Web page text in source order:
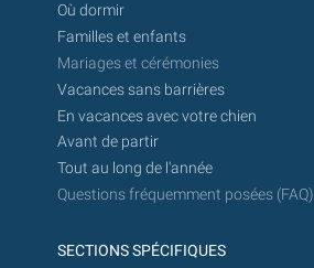
Où dormir
Familles et enfants
Mariages et cérémonies
Vacances sans barrières
En vacances avec votre chien
Avant de partir
Tout au long de l'année
Questions fréquemment posées (FAQ)
SECTIONS SPÉCIFIQUES